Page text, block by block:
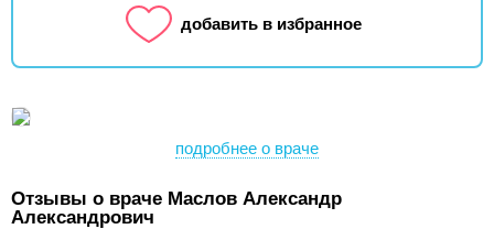
добавить в избранное
подробнее о враче
Отзывы о враче Маслов Александр
Александрович